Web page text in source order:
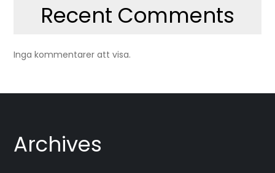
Recent Comments
Inga kommentarer att visa.
Archives